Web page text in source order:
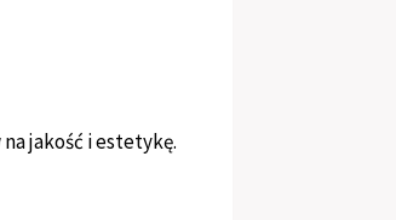
jakość i estetykę.